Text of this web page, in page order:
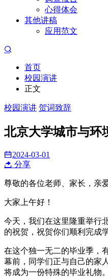
心得体会
其他讲稿
应用范文
首页
校园演讲
正文
校园演讲 贺词致辞
北京大学城市与
2024-03-01
分享
尊敬的各位老师、家长，亲
大家上午好！
今天，我们在这里隆重举行
的祝贺，祝贺你们顺利完成
在这个独一无二的毕业季，
幕前，同学们正与自己的家
将成为一份特殊的毕业礼物。